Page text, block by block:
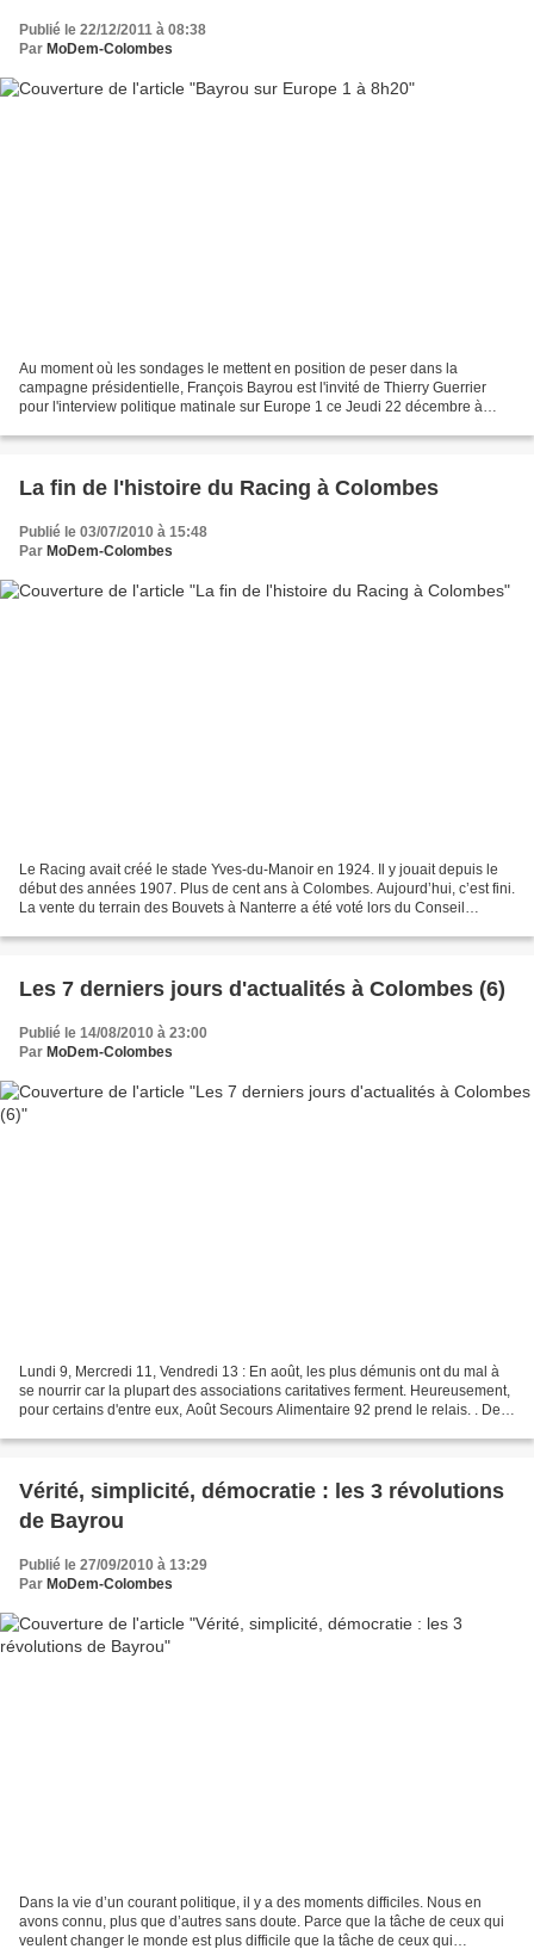
Publié le 22/12/2011 à 08:38
Par MoDem-Colombes
Au moment où les sondages le mettent en position de peser dans la
campagne présidentielle, François Bayrou est l'invité de Thierry Guerrier
pour l'interview politique matinale sur Europe 1 ce Jeudi 22 décembre à
La fin de l'histoire du Racing à Colombes
Publié le 03/07/2010 à 15:48
Par MoDem-Colombes
Le Racing avait créé le stade Yves-du-Manoir en 1924. Il y jouait depuis le
début des années 1907. Plus de cent ans à Colombes. Aujourd’hui, c’est fini.
La vente du terrain des Bouvets à Nanterre a été voté lors du Conseil
Les 7 derniers jours d'actualités à Colombes (6)
Publié le 14/08/2010 à 23:00
Par MoDem-Colombes
Lundi 9, Mercredi 11, Vendredi 13 : En août, les plus démunis ont du mal à
se nourrir car la plupart des associations caritatives ferment. Heureusement,
pour certains d'entre eux, Août Secours Alimentaire 92 prend le relais. . Des
Vérité, simplicité, démocratie : les 3 révolutions
de Bayrou
Publié le 27/09/2010 à 13:29
Par MoDem-Colombes
Dans la vie d’un courant politique, il y a des moments difficiles. Nous en
avons connu, plus que d’autres sans doute. Parce que la tâche de ceux qui
veulent changer le monde est plus difficile que la tâche de ceux qui